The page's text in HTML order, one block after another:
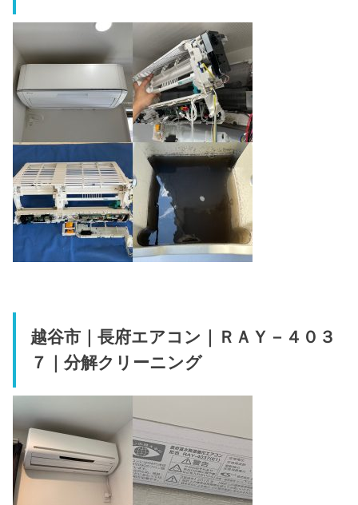
越谷市｜長府エアコン｜ＲＡＹ－４０３
７｜分解クリーニング